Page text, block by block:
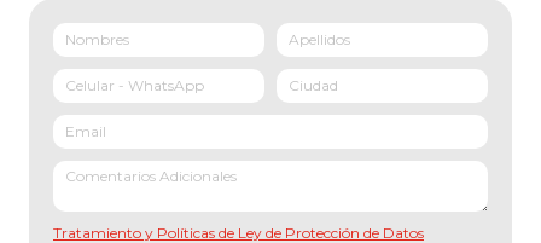
Tratamiento y Políticas de Ley de Protección de Datos